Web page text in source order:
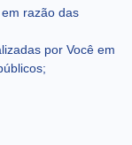
razão das
por Você em